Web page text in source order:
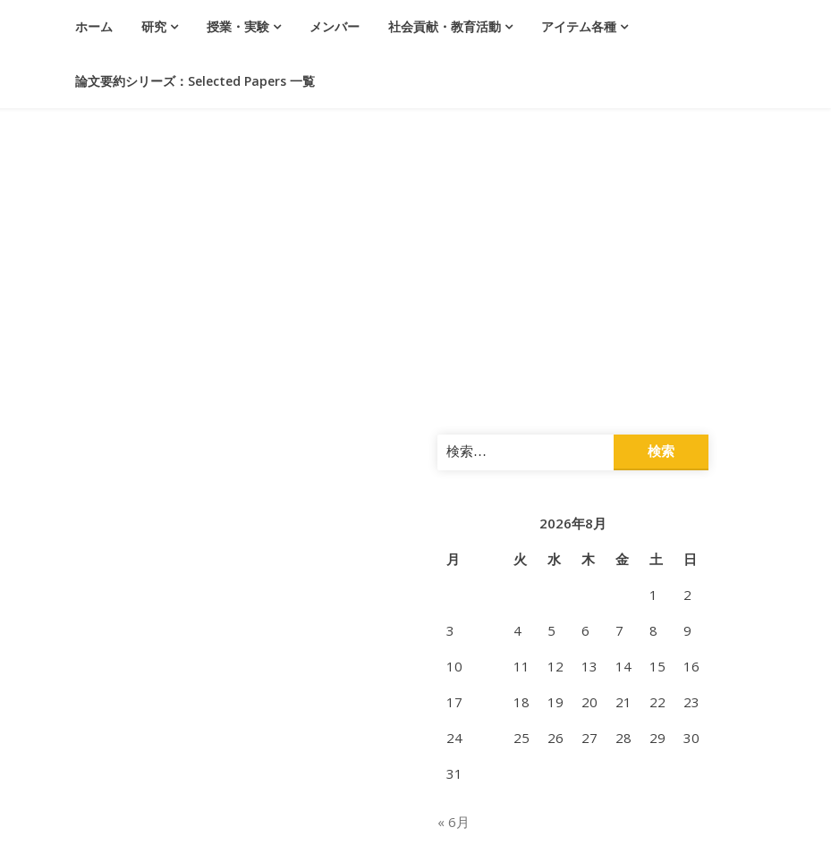
ホーム 研究 授業・実験 メンバー 社会貢献・教育活動 アイテム各種
論文要約シリーズ：Selected Papers 一覧
検
索:
2026年8月
月
火 水 木 金 土
日
1
2
3
4 5 6 7 8
9
10
11 12 13 14 15
16
17
18 19 20 21 22
23
24
25 26 27 28 29
30
31
« 6月